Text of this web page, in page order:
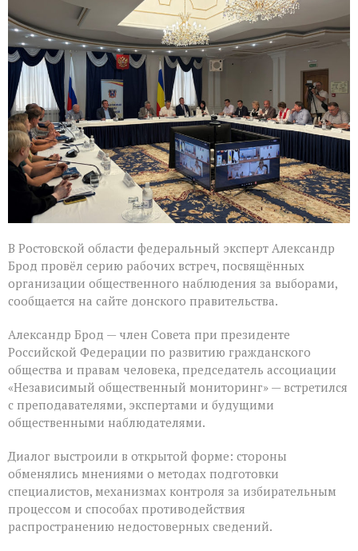
Александр
Брод
высоко
оценил
подготовку
наблюдателей
Ростовской
области
В Ростовской области федеральный эксперт Александр
Брод провёл серию рабочих встреч, посвящённых
организации общественного наблюдения за выборами,
сообщается на сайте донского правительства.
Александр Брод — член Совета при президенте
Российской Федерации по развитию гражданского
общества и правам человека, председатель ассоциации
«Независимый общественный мониторинг» — встретился
с преподавателями, экспертами и будущими
общественными наблюдателями.
Диалог выстроили в открытой форме: стороны
обменялись мнениями о методах подготовки
специалистов, механизмах контроля за избирательным
процессом и способах противодействия
распространению недостоверных сведений.